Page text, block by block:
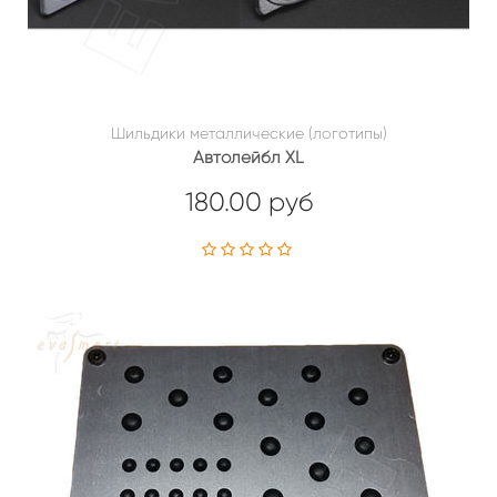
Шильдики металлические (логотипы)
Автолейбл XL
180.00 руб